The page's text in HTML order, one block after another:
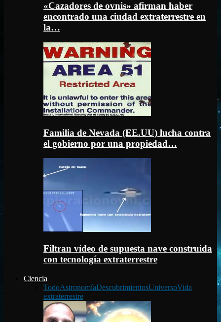
«Cazadores de ovnis» afirman haber
encontrado una ciudad extraterrestre en
la…
Familia de Nevada (EE.UU) lucha contra
el gobierno por una propiedad…
Filtran vídeo de supuesta nave construida
con tecnología extraterrestre
Ciencia
TodoAstronomíaDescubrimientosUniversoVida
extraterrestre